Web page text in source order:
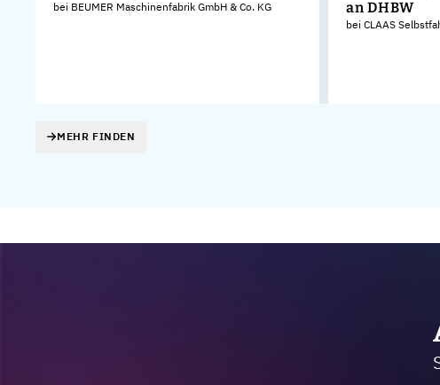
bei BEUMER Maschinenfabrik GmbH & Co. KG
an DHBW
bei CLAAS
MEHR FINDEN